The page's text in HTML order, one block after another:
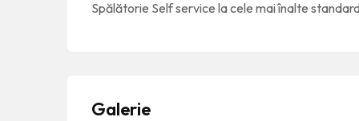
Spălătorie Self service la cele mai înalte
Galerie